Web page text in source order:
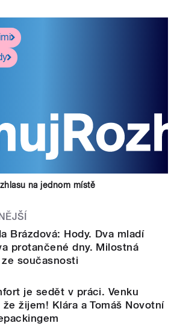
na jednom místě
Brázdová: Hody. Dva mladí
protančené dny. Milostná
ze současnosti
je sedět v práci. Venku
žijem! Klára a Tomáš Novotní